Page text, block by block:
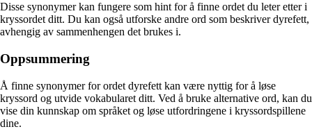
Disse synonymer kan fungere som hint for å finne ordet du leter etter i
kryssordet ditt. Du kan også utforske andre ord som beskriver dyrefett,
avhengig av sammenhengen det brukes i.
Oppsummering
Å finne synonymer for ordet dyrefett kan være nyttig for å løse
kryssord og utvide vokabularet ditt. Ved å bruke alternative ord, kan du
vise din kunnskap om språket og løse utfordringene i kryssordspillene
dine.